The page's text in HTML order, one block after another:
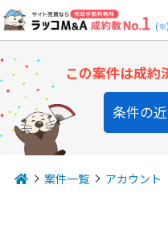
(※)
この案件は成約
条件の
案件一覧 アカウント